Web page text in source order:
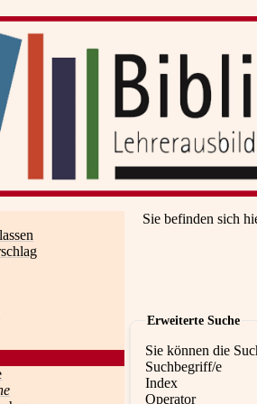
Sie befinden sich
Erweiterte Suche
Sie können die
Suchbegriff/e
Index
Operator